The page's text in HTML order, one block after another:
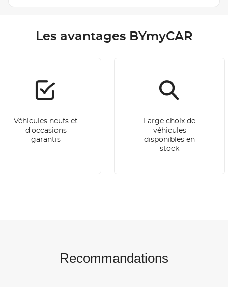
Les avantages BYmyCAR
Véhicules neufs et
d'occasions
garantis
Large choix de
véhicules
disponibles en
stock
Recommandations